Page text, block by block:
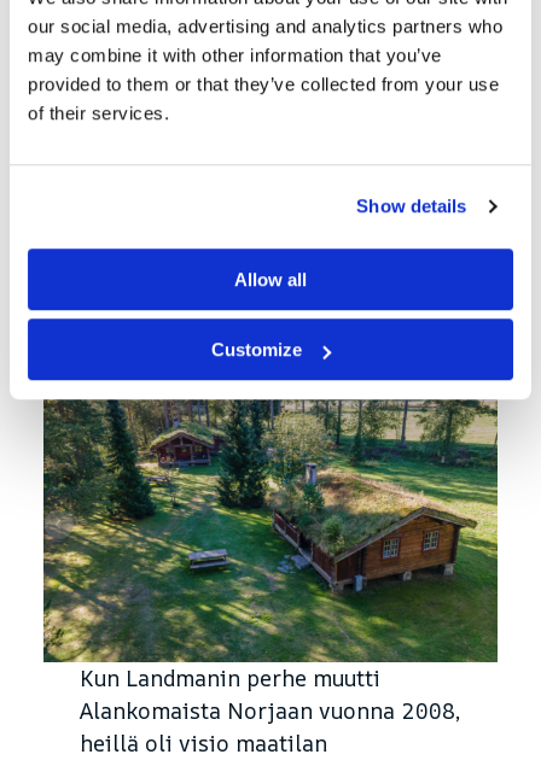
our social media, advertising and analytics partners who
may combine it with other information that you’ve
provided to them or that they’ve collected from your use
of their services.
Show details
Allow all
Customize
Alankomaista Norjaan -
unelma toteutuu
Kun Landmanin perhe muutti
Alankomaista Norjaan vuonna 2008,
heillä oli visio maatilan